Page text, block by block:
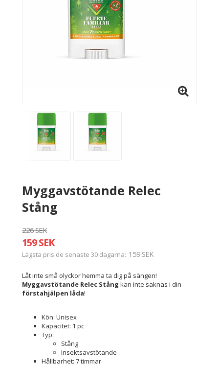
Myggavstötande Relec
Stång
226 SEK
159 SEK
Lägsta pris de senaste 30 dagarna 159 SEK
Låt inte små olyckor hemma ta dig på sängen!
Myggavstötande Relec Stång kan inte saknas i din
förstahjälpen låda!
Kön: Unisex
Kapacitet: 1 pc
Typ:
Stång
Insektsavstötande
Hållbarhet: 7 timmar